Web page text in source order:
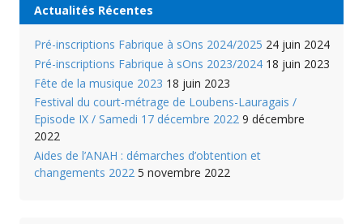
Actualités Récentes
Pré-inscriptions Fabrique à sOns 2024/2025 24 juin 2024
Pré-inscriptions Fabrique à sOns 2023/2024 18 juin 2023
Fête de la musique 2023 18 juin 2023
Festival du court-métrage de Loubens-Lauragais /
Episode IX / Samedi 17 décembre 2022 9 décembre
2022
Aides de l’ANAH : démarches d’obtention et
changements 2022 5 novembre 2022